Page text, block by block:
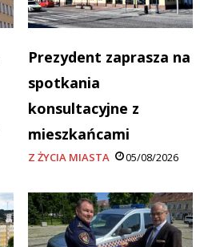
Prezydent zaprasza na
spotkania
konsultacyjne z
mieszkańcami
Z ŻYCIA MIASTA 05/08/2026